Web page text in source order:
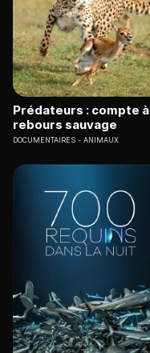
Prédateurs : compte à
rebours sauvage
DOCUMENTAIRES ANIMAUX